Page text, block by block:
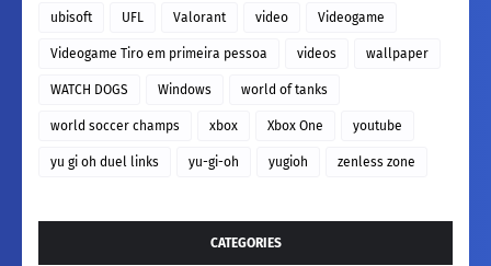
ubisoft UFL Valorant video Videogame
Videogame Tiro em primeira pessoa videos wallpaper
WATCH DOGS Windows world of tanks
world soccer champs xbox Xbox One youtube
yu gi oh duel links yu-gi-oh yugioh zenless zone
CATEGORIES